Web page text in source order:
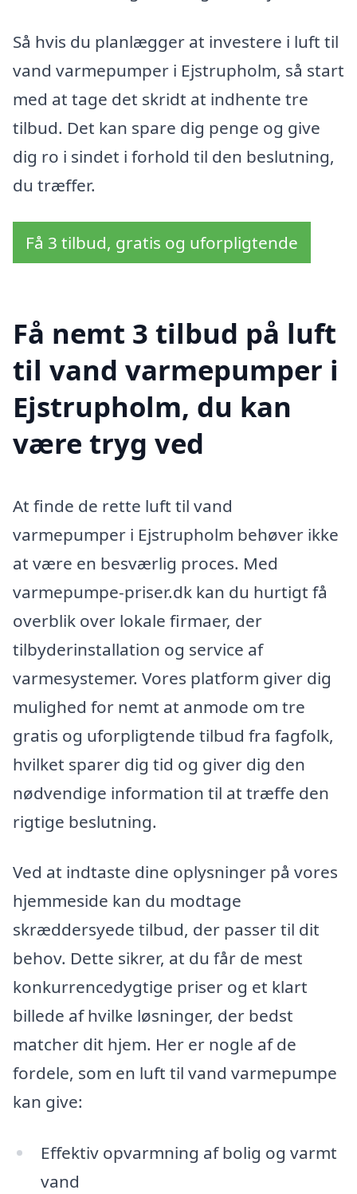
Så hvis du planlægger at investere i luft til
vand varmepumper i Ejstrupholm, så start
med at tage det skridt at indhente tre
tilbud. Det kan spare dig penge og give
dig ro i sindet i forhold til den beslutning,
du træffer.
Få 3 tilbud, gratis og uforpligtende
Få nemt 3 tilbud på luft
til vand varmepumper i
Ejstrupholm, du kan
være tryg ved
At finde de rette luft til vand
varmepumper i Ejstrupholm behøver ikke
at være en besværlig proces. Med
varmepumpe-priser.dk kan du hurtigt få
overblik over lokale firmaer, der
tilbyderinstallation og service af
varmesystemer. Vores platform giver dig
mulighed for nemt at anmode om tre
gratis og uforpligtende tilbud fra fagfolk,
hvilket sparer dig tid og giver dig den
nødvendige information til at træffe den
rigtige beslutning.
Ved at indtaste dine oplysninger på vores
hjemmeside kan du modtage
skræddersyede tilbud, der passer til dit
behov. Dette sikrer, at du får de mest
konkurrencedygtige priser og et klart
billede af hvilke løsninger, der bedst
matcher dit hjem. Her er nogle af de
fordele, som en luft til vand varmepumpe
kan give:
Effektiv opvarmning af bolig og varmt
vand